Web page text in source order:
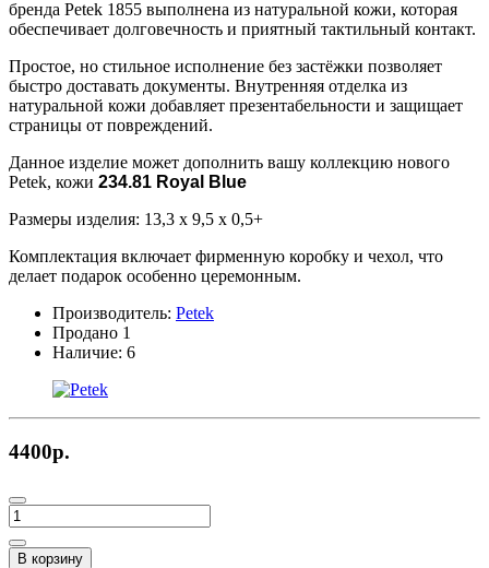
бренда Petek 1855 выполнена из натуральной кожи, которая
обеспечивает долговечность и приятный тактильный контакт.
Простое, но стильное исполнение без застёжки позволяет
быстро доставать документы. Внутренняя отделка из
натуральной кожи добавляет презентабельности и защищает
страницы от повреждений.
Данное изделие может дополнить вашу коллекцию нового
Petek, кожи 234.81 Royal Blue
Размеры изделия: 13,3 х 9,5 х 0,5+
Комплектация включает фирменную коробку и чехол, что
делает подарок особенно церемонным.
Производитель: Petek
Продано 1
Наличие: 6
4400р.
В корзину